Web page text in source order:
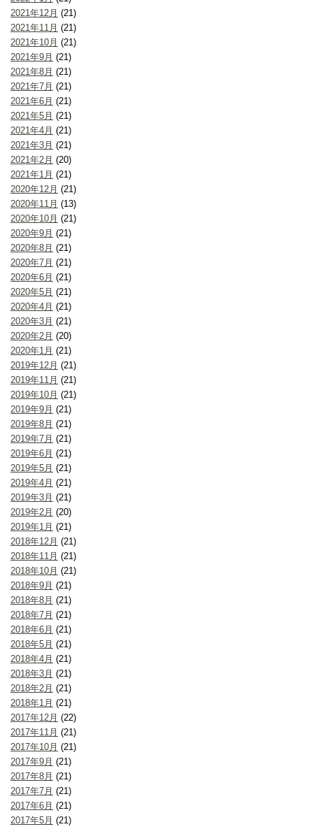
2021年12月 (21)
2021年11月 (21)
2021年10月 (21)
2021年9月 (21)
2021年8月 (21)
2021年7月 (21)
2021年6月 (21)
2021年5月 (21)
2021年4月 (21)
2021年3月 (21)
2021年2月 (20)
2021年1月 (21)
2020年12月 (21)
2020年11月 (13)
2020年10月 (21)
2020年9月 (21)
2020年8月 (21)
2020年7月 (21)
2020年6月 (21)
2020年5月 (21)
2020年4月 (21)
2020年3月 (21)
2020年2月 (20)
2020年1月 (21)
2019年12月 (21)
2019年11月 (21)
2019年10月 (21)
2019年9月 (21)
2019年8月 (21)
2019年7月 (21)
2019年6月 (21)
2019年5月 (21)
2019年4月 (21)
2019年3月 (21)
2019年2月 (20)
2019年1月 (21)
2018年12月 (21)
2018年11月 (21)
2018年10月 (21)
2018年9月 (21)
2018年8月 (21)
2018年7月 (21)
2018年6月 (21)
2018年5月 (21)
2018年4月 (21)
2018年3月 (21)
2018年2月 (21)
2018年1月 (21)
2017年12月 (22)
2017年11月 (21)
2017年10月 (21)
2017年9月 (21)
2017年8月 (21)
2017年7月 (21)
2017年6月 (21)
2017年5月 (21)